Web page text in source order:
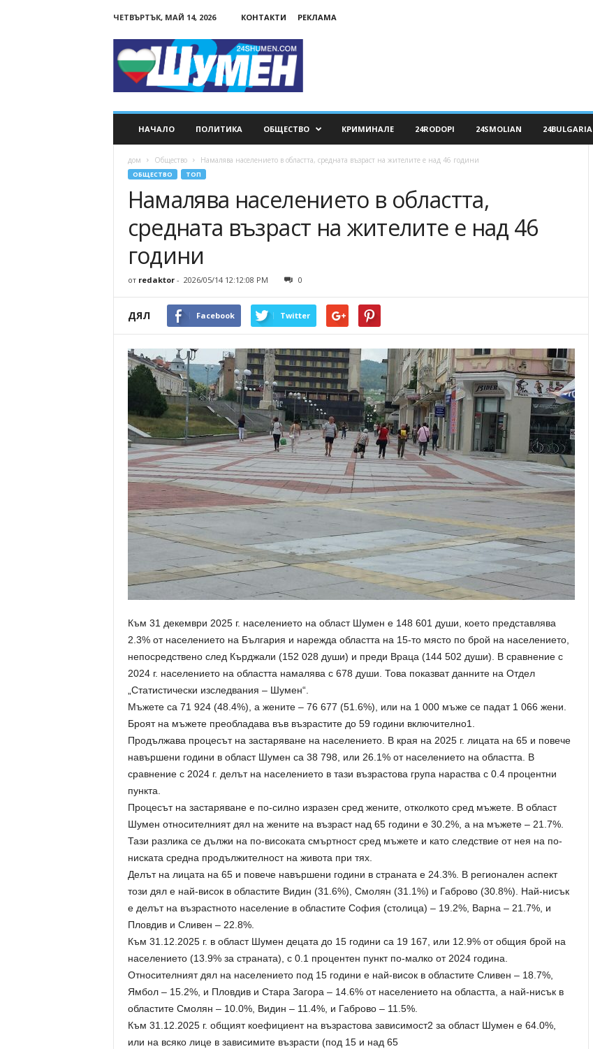
ЧЕТВЪРТЪК, МАЙ 14, 2026 КОНТАКТИ РЕКЛАМА
НАЧАЛО ПОЛИТИКА ОБЩЕСТВО КРИМИНАЛЕ 24RODOPI 24SMOLIAN 24BULGARIA
дом Общество Намалява населението в областта, средната възраст на жителите е над 46 години
ОБЩЕСТВО ТОП
Намалява населението в областта,
средната възраст на жителите е над 46
години
от redaktor- 2026/05/14 12:12:08 PM 0
ДЯЛ Facebook Twitter
Към 31 декември 2025 г. населението на област Шумен е 148 601 души, което представлява
2.3% от населението на България и нарежда областта на 15-то място по брой на населението,
непосредствено след Кърджали (152 028 души) и преди Враца (144 502 души). В сравнение с
2024 г. населението на областта намалява с 678 души. Това показват данните на Отдел
„Статистически изследвания – Шумен“.
Мъжете са 71 924 (48.4%), а жените – 76 677 (51.6%), или на 1 000 мъже се падат 1 066 жени.
Броят на мъжете преобладава във възрастите до 59 години включително1.
Продължава процесът на застаряване на населението. В края на 2025 г. лицата на 65 и повече
навършени години в област Шумен са 38 798, или 26.1% от населението на областта. В
сравнение с 2024 г. делът на населението в тази възрастова група нараства с 0.4 процентни
пункта.
Процесът на застаряване е по-силно изразен сред жените, отколкото сред мъжете. В област
Шумен относителният дял на жените на възраст над 65 години е 30.2%, а на мъжете – 21.7%.
Тази разлика се дължи на по-високата смъртност сред мъжете и като следствие от нея на по-
ниската средна продължителност на живота при тях.
Делът на лицата на 65 и повече навършени години в страната е 24.3%. В регионален аспект
този дял е най-висок в областите Видин (31.6%), Смолян (31.1%) и Габрово (30.8%). Най-нисък
е делът на възрастното население в областите София (столица) – 19.2%, Варна – 21.7%, и
Пловдив и Сливен – 22.8%.
Към 31.12.2025 г. в област Шумен децата до 15 години са 19 167, или 12.9% от общия брой на
населението (13.9% за страната), с 0.1 процентен пункт по-малко от 2024 година.
Относителният дял на населението под 15 години е най-висок в областите Сливен – 18.7%,
Ямбол – 15.2%, и Пловдив и Стара Загора – 14.6% от населението на областта, а най-нисък в
областите Смолян – 10.0%, Видин – 11.4%, и Габрово – 11.5%.
Към 31.12.2025 г. общият коефициент на възрастова зависимост2 за област Шумен е 64.0%,
или на всяко лице в зависимите възрасти (под 15 и над 65